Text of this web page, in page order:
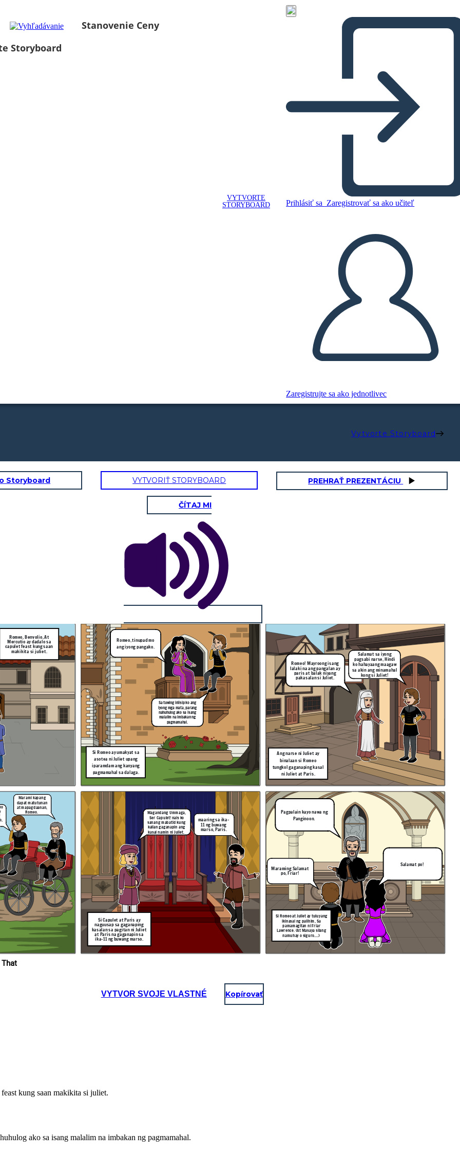
Stanovenie Ceny
Storyboard
VYTVORTE
STORYBOARD
Prihlásiť sa Zaregistrovať sa ako učiteľ
Zaregistrujte sa ako jednotlivec
Vytvorte Storyboard
Salamat sa iyong
kong si Juliet!
Ang narse ni Juliet ay
binalaan si Romeo
tungkol gaganaping kasal
ni Juliet at Paris.
Si Romeo at Juliet ay tuluyang
ikinasal ng palihim, Sa
Lawrence. (At Masaya silang
Pagpalain kayo nawa ng
Maraming Salamat
po, Friar!
Salamat po!
Romeo! Mayroong isang
lalaki na ang pangalan ay
paris at balak niyang
pakasalan si Juliet.
Salamat sa iyong
pagsabi narse, Hindi
ko hahayaang maagaw
sa akin ang minamahal
kong si Juliet!
Ang narse ni Juliet ay
binalaan si Romeo
tungkol gaganaping kasal
ni Juliet at Paris.
ng buwang
Panginoon.
Storyboard VYTVORIŤ STORYBOARD PREHRAŤ PREZENTÁCIU
ČÍTAJ MI
That
Romeo, Benvolio, At
Mercutio ay dadalo sa
capulet feast kung saan
makikita si juliet.
Sa tuwing iniisip ko ang
iyong mga mata, parang
nahuhulog ako sa isang
malalim na imbakan ng
pagmamahal.
Romeo, tinupad mo
ang iyong pangako.
Si Romeo ay umakyat sa
asotea ni Juliet upang
iparamdam ang kanyang
pagmamahal sa dalaga.
Romeo! Mayroong isang
lalaki na ang pangalan ay
paris at balak niyang
pakasalan si Juliet.
Salamat sa iyong
pagsabi narse, Hindi
ko hahayaang maagaw
sa akin ang minamahal
kong si Juliet!
Ang narse ni Juliet ay
binalaan si Romeo
tungkol gaganaping kasal
ni Juliet at Paris.
Marami kapang
dapat matutunan
at mapagdaanan,
Romeo. Magandang Ummaga,
Ser Capulet! nais ko
sanang mabatid kung
kailan gaganapin ang
kasal namin ni Juliet.
maaring sa ika-
11 ng buwang
marso, Paris.
Si Capulet at Paris ay
naguusap sa gaganaping
kasalan sa pagitan ni Juliet
at Paris na gaganapin sa
ika-11 ng buwang marso.
Si Romeo at Juliet ay tuluyang
ikinasal ng palihim, Sa
pamamagitan ni Friar
Lawrence. (At Masaya silang
namuhay o siguro....)
Pagpalain kayo nawa ng
Panginoon.
Maraming Salamat
po, Friar!
Salamat po!
VYTVOR SVOJE VLASTNÉ Kopírovať
kung saan makikita si juliet.
ako sa isang malalim na imbakan ng pagmamahal.